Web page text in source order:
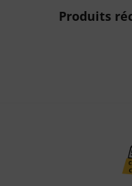
Produits